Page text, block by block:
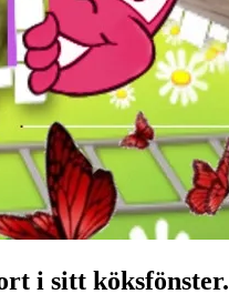
i sitt köksfönster.